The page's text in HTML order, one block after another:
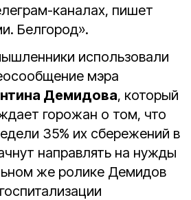
каналах, пишет
Белгород».
использовали
мэра
Демидова, который
горожан о том, что
35% их сбережений в
направлять на нужды
же ролике Демидов